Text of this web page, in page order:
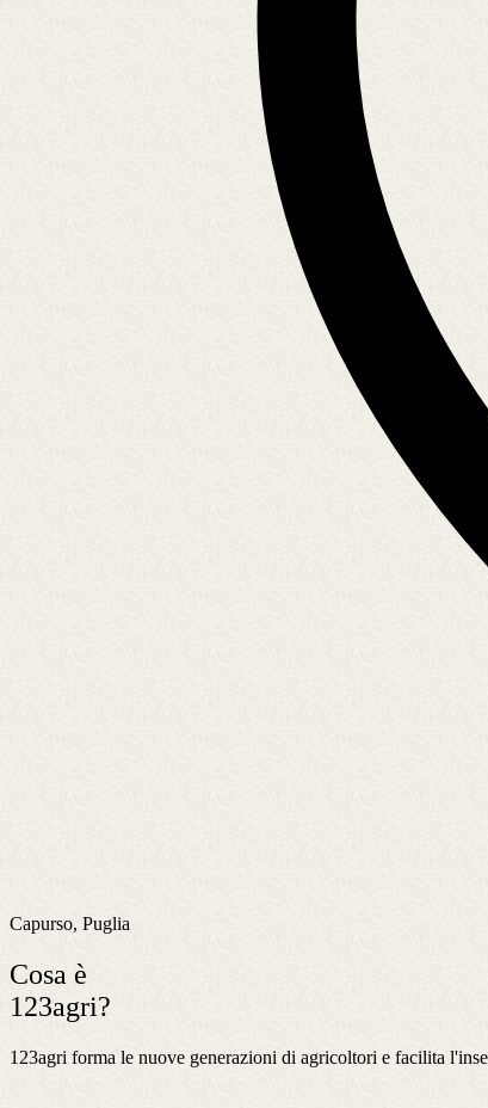
Capurso, Puglia
Cosa è
123agri?
123agri forma le nuove generazioni di agricoltori e facilita